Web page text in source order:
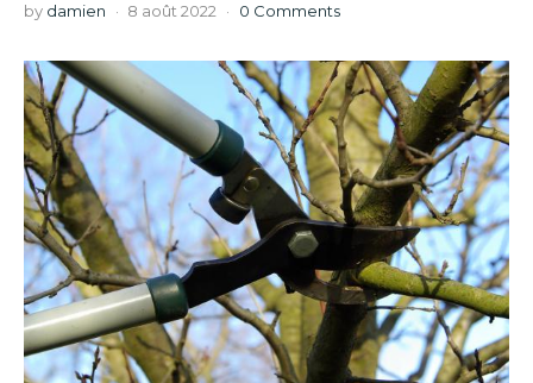
by damien 8 août 2022 0 Comments